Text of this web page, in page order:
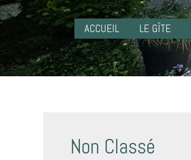
ACCUEIL LE GÎTE
Non Classé